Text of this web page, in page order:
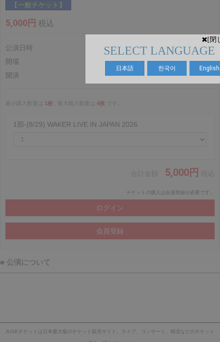
[閉
SELECT LANGUAGE
日本語 한국어 English
【一般チケット】
5,000円 税込
公演日時
2026.8.29(土)
開場
開演
最小購入数量は 1枚 , 最大購入数量は 4枚
1部-(8/29) WAKER LIVE IN JAPAN 2026
5,000円
チケットの購入は会員登録が必要です。
■ 公演について
JUSEチケットは日本最大級のチケット販売サイト。ライブ、コンサート、韓流などのチケット